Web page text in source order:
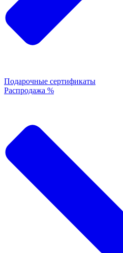
Подарочные сертификаты
Распродажа %